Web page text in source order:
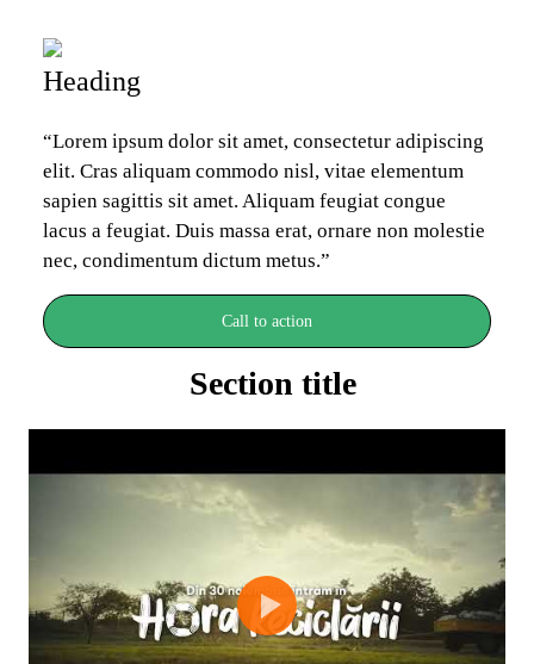
Heading
“Lorem ipsum dolor sit amet, consectetur adipiscing
elit. Cras aliquam commodo nisl, vitae elementum
sapien sagittis sit amet. Aliquam feugiat congue
lacus a feugiat. Duis massa erat, ornare non molestie
nec, condimentum dictum metus.”
Call to action
Section title